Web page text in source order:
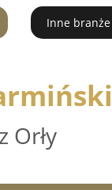
Inne branże
Orły